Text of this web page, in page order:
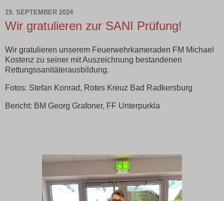
19. SEPTEMBER 2024
Wir gratulieren zur SANI Prüfung!
Wir gratulieren unserem Feuerwehrkameraden FM Michael
Kostenz zu seiner mit Auszeichnung bestandenen
Rettungssanitäterausbildung.
Fotos: Stefan Konrad, Rotes Kreuz Bad Radkersburg
Bericht: BM Georg Grafoner, FF Unterpurkla